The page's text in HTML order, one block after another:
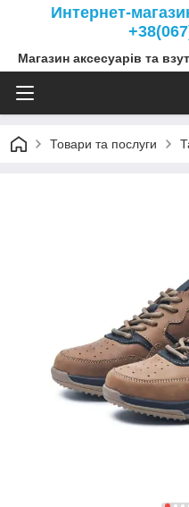
Интернет-
Магазин аксесуарів та
Товари та послуги